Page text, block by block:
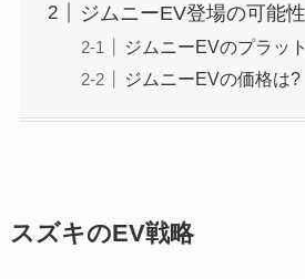
ジムニーEV登場の可能性
ジムニーEVのプラッ
ジムニーEVの価格は?
スズキのEV戦略